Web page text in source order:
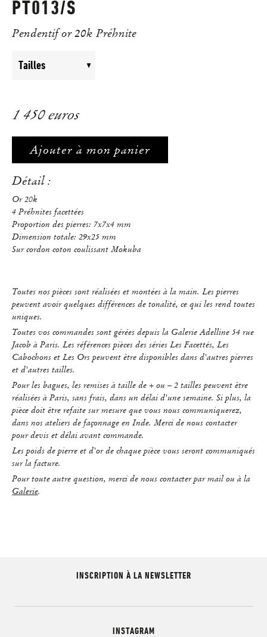
PT013/S
Pendentif or 20k Préhnite
1 450 euros
Ajouter à mon panier
Détail :
Or 20k
4 Préhnites facettées
Proportion des pierres: 7x7x4 mm
Dimension totale: 29x25 mm
Sur cordon coton coulissant Mokuba
Toutes nos pièces sont réalisées et montées à la main. Les pierres
peuvent avoir quelques différences de tonalité, ce qui les rend toutes
uniques.
Toutes vos commandes sont gérées depuis la Galerie Adelline 54 rue
Jacob à Paris. Les références pièces des séries Les Facettés, Les
Cabochons et Les Ors peuvent être disponibles dans d'autres pierres
et d'autres tailles.
Pour les bagues, les remises à taille de + ou – 2 tailles peuvent être
réalisées à Paris, sans frais, dans un délai d'une semaine. Si plus, la
pièce doit être refaite sur mesure que vous nous communiquerez,
dans nos ateliers de façonnage en Inde. Merci de nous contacter
pour devis et délai avant commande.
Les poids de pierre et d'or de chaque pièce vous seront communiqués
sur la facture.
Pour toute autre question, merci de nous contacter par mail ou à la
Galerie.
INSCRIPTION À LA NEWSLETTER
INSTAGRAM